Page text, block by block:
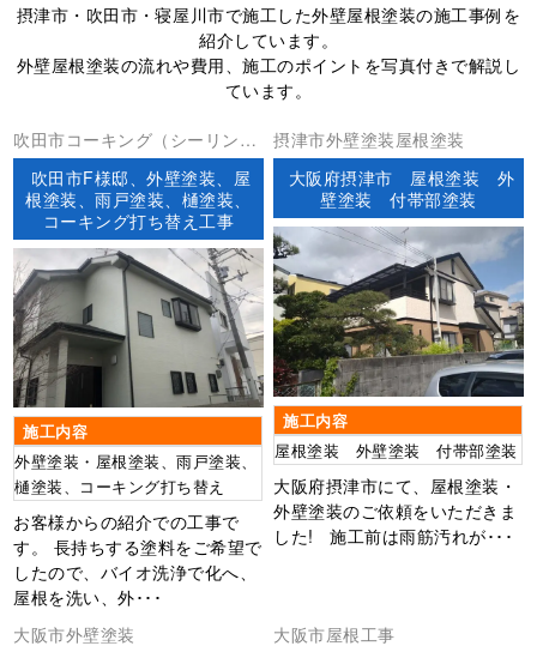
摂津市・吹田市・寝屋川市で施工した外壁屋根塗装の施工事例を
紹介しています。
外壁屋根塗装の流れや費用、施工のポイントを写真付きで解説し
ています。
吹田市コーキング（シーリン
グ）外壁塗装屋根塗装
吹田市F様邸、外壁塗装、屋
根塗装、雨戸塗装、樋塗装、
コーキング打ち替え工事
施工内容
外壁塗装・屋根塗装、雨戸塗装、
樋塗装、コーキング打ち替え
お客様からの紹介での工事で
す。 長持ちする塗料をご希望で
したので、バイオ洗浄で化へ、
屋根を洗い、外･･･
摂津市外壁塗装屋根塗装
大阪府摂津市 屋根塗装 外
壁塗装 付帯部塗装
施工内容
屋根塗装 外壁塗装 付帯部塗装
大阪府摂津市にて、屋根塗装・
外壁塗装のご依頼をいただきま
した! 施工前は雨筋汚れが･･･
大阪市外壁塗装 大阪市屋根工事